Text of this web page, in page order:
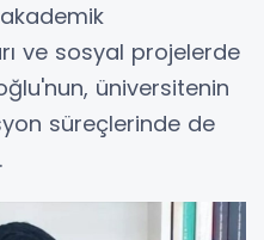
ve sosyal projelerde
üniversitenin
süreçlerinde de